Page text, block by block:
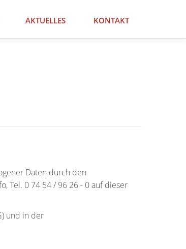
AKTUELLES KONTAKT
Daten durch den
, Tel. 0 74 54 / 96 26 - 0 auf dieser
und in der